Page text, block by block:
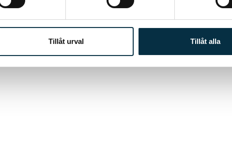
Tillåt urval Tillåt alla